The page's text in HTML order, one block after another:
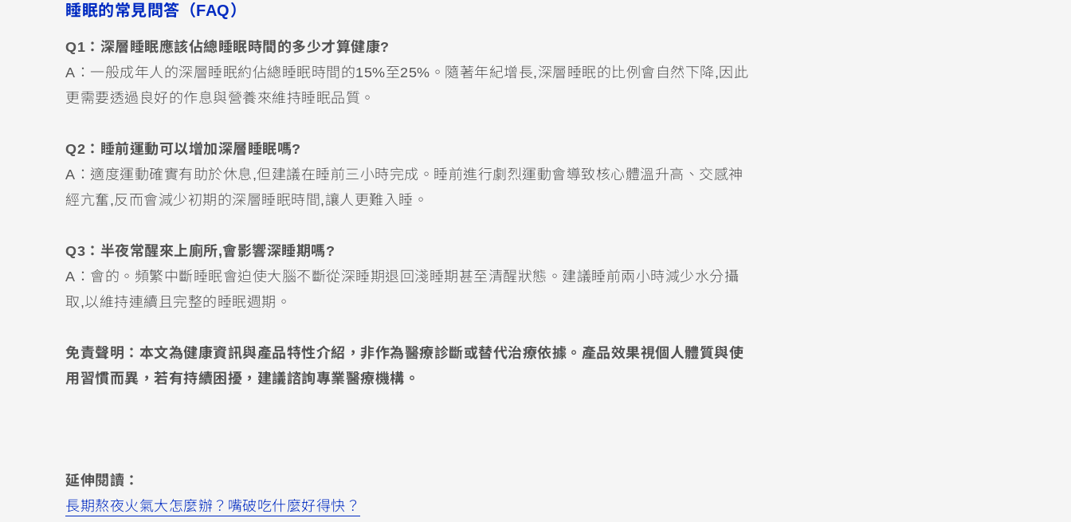
睡眠的常見問答（FAQ）
Q1：深層睡眠應該佔總睡眠時間的多少才算健康?
A：一般成年人的深層睡眠約佔總睡眠時間的15%至25%。隨著年紀增長,深層睡眠的比例會自然下降,因此
更需要透過良好的作息與營養來維持睡眠品質。
Q2：睡前運動可以增加深層睡眠嗎?
A：適度運動確實有助於休息,但建議在睡前三小時完成。睡前進行劇烈運動會導致核心體溫升高、交感神
經亢奮,反而會減少初期的深層睡眠時間,讓人更難入睡。
Q3：半夜常醒來上廁所,會影響深睡期嗎?
A：會的。頻繁中斷睡眠會迫使大腦不斷從深睡期退回淺睡期甚至清醒狀態。建議睡前兩小時減少水分攝
取,以維持連續且完整的睡眠週期。
免責聲明：本文為健康資訊與產品特性介紹，非作為醫療診斷或替代治療依據。產品效果視個人體質與使
用習慣而異，若有持續困擾，建議諮詢專業醫療機構。
延伸閱讀：
長期熬夜火氣大怎麼辦？嘴破吃什麼好得快？